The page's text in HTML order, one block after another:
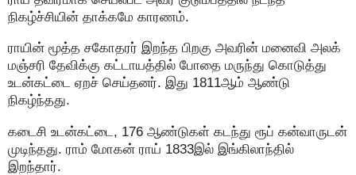
நிகழ்ச்சியின் தாக்கமே காரணம்.
ராயின் மூத்த சகோதரர் இறந்த பிறகு அவரின் மனைவி அலக்
மஞ்சரி தேவிக்கு கட்டாயத்தில் போதை மருந்து கொடுத்து
உடன்கட்டை ஏறச் செய்தனர். இது 1811ஆம் ஆண்டு
நிகழ்ந்தது.
கடைசி உடன்கட்டை, 176 ஆண்டுகள் கடந்து ரூப் கன்வாருடன்
முடிந்தது. ராம் மோகன் ராய் 1833இல் இங்கிலாந்தில்
இறந்தார்.